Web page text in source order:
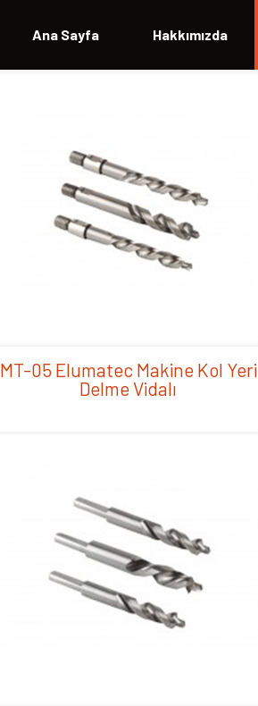
Ana Sayfa Hakkımızda
MT-05 Elumatec Makine Kol Yeri
Delme Vidalı